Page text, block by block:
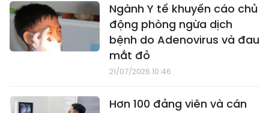
Ngành Y tế khuyến cáo chủ
động phòng ngừa dịch
bệnh do Adenovirus và đau
mắt đỏ
21/07/2026 10:46
Hơn 100 đảng viên và cán